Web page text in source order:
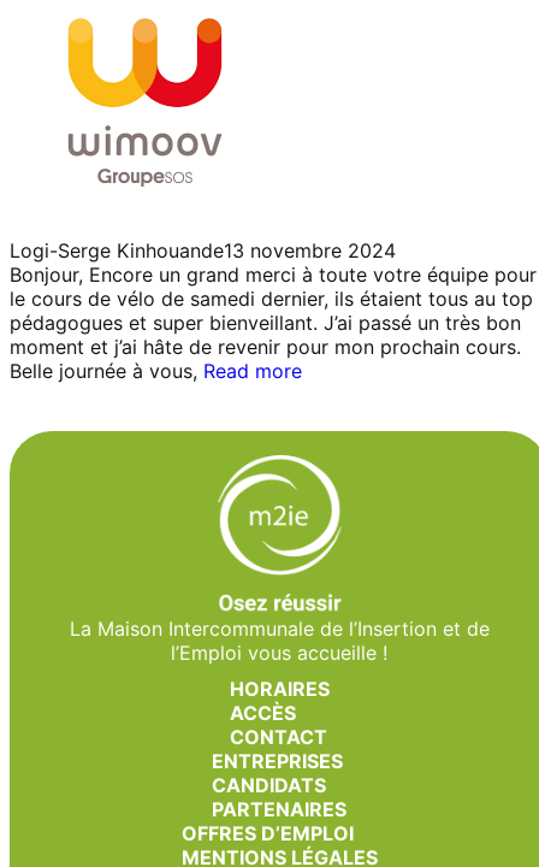
Logi-Serge Kinhouande13 novembre 2024
Bonjour, Encore un grand merci à toute votre équipe pour
le cours de vélo de samedi dernier, ils étaient tous au top
pédagogues et super bienveillant. J’ai passé un très bon
moment et j’ai hâte de revenir pour mon prochain cours.
Belle journée à vous, Read more
La Maison Intercommunale de l’Insertion et de
l’Emploi vous accueille !
HORAIRES
ACCÈS
CONTACT
ENTREPRISES
CANDIDATS
PARTENAIRES
OFFRES D’EMPLOI
MENTIONS LÉGALES